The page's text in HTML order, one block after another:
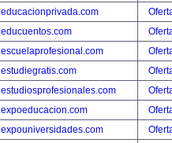
educacionprivada.com
educuentos.com
escuelaprofesional.com
estudiegratis.com
estudiosprofesionales.com
expoeducacion.com
expouniversidades.com